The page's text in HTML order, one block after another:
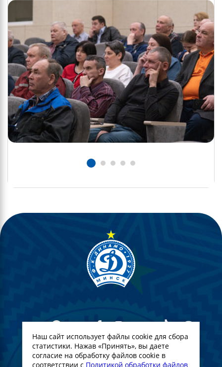
© Футбольный Клуб Динамо-Минск. 2022
Наш сайт использует файлы cookie для сбора
статистики. Нажав «Принять», вы даете
согласие на обработку файлов cookie в
соответствии с Политикой обработки файлов